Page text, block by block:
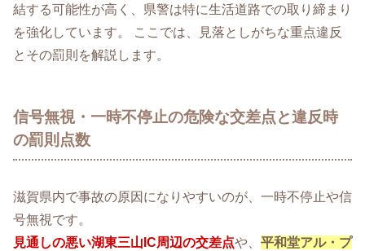
結する可能性が高く、県警は特に生活道路での取り締まり
を強化しています。 ここでは、見落としがちな重点違反
とその罰則を解説します。
信号無視・一時不停止の危険な交差点と違反時
の罰則点数
滋賀県内で事故の原因になりやすいのが、一時不停止や信
号無視です。
見通しの悪い湖東三山IC周辺の交差点や、 平和堂アル・プ